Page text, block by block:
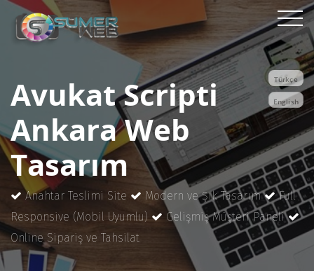
Türkçe
English
Avukat Scripti
Ankara Web
Tasarım
Anahtar Teslimi Site Modern ve Şık Tasarım
Full
Responsive (Mobil Uyumlu)
Gelişmiş Müşteri Paneli
Online Sipariş ve Tahsilat